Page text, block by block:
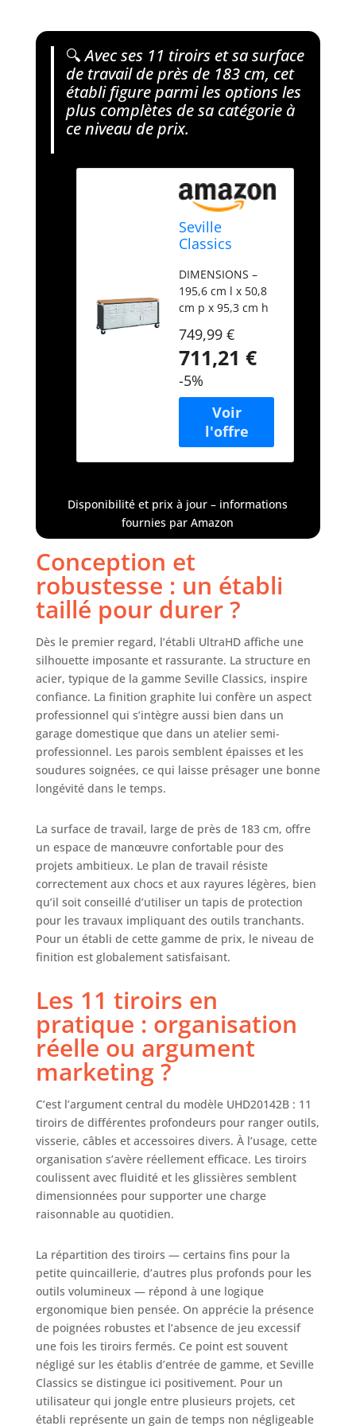
🔍Avec ses 11 tiroirs et sa surface
de travail de près de 183 cm, cet
établi figure parmi les options les
plus complètes de sa catégorie à
ce niveau de prix.
Seville
Classics
l'établi Mobile
de 11 tiroirs,
pour Garage,
Bureau,
Atelier, 182,9 x
50,8 x 95,2 cm,
Graphite
DIMENSIONS –
195,6 cm l x 50,8
cm p x 95,3 cm h
182,9 cm l (sans
poignées). ONZE
TIROIRS DOUBLÉS
petits tiroirs (48,9
cm l x 47 cm p x 7
cm h, intérieur),
un tiroir moyen
intérieur) et un
grand (48,9 cm l x
47 cm p x 27,3 cm
h, intérieur).
PLATEAU EN BOIS
MASSIF – Plateau
en bois de hêtre
finition en
polyuréthane.
CONSTRUCTION
ROBUSTE – Acier
plein avec
revêtement en
poudre pour une
durabilité
professionnelle.
pour une
protection
renforcée. ACIER
PROTÉGÉ –
Revêtement
UltraGuard anti-
traces sur les
portes et les
en acier
inoxydable.
FERMETURE
SÉCURISÉE – Le
meuble se
clés incluses).
ÉTAGÈRE
RÉGLABLE –
Comprend une
étagère en acier
massif, amovible
CONCEPTION
MOBILE – Quatre
roues robustes de
12,7 cm et deux
poignées en acier
inoxydable pour
une mobilité
aisée. CAPACITÉ
DE CHARGE –
Capacité totale :
749,99 €
711,21 €
-5%
Disponibilité et prix à jour – informations
fournies par Amazon
Conception et
robustesse : un établi
taillé pour durer ?
Dès le premier regard, l’établi UltraHD affiche une
silhouette imposante et rassurante. La structure en
acier, typique de la gamme Seville Classics, inspire
confiance. La finition graphite lui confère un aspect
professionnel qui s’intègre aussi bien dans un
garage domestique que dans un atelier semi-
professionnel. Les parois semblent épaisses et les
soudures soignées, ce qui laisse présager une bonne
longévité dans le temps.
La surface de travail, large de près de 183 cm, offre
un espace de manœuvre confortable pour des
projets ambitieux. Le plan de travail résiste
correctement aux chocs et aux rayures légères, bien
qu’il soit conseillé d’utiliser un tapis de protection
pour les travaux impliquant des outils tranchants.
Pour un établi de cette gamme de prix, le niveau de
finition est globalement satisfaisant.
Les 11 tiroirs en
pratique : organisation
réelle ou argument
marketing ?
C’est l’argument central du modèle UHD20142B : 11
tiroirs de différentes profondeurs pour ranger outils,
visserie, câbles et accessoires divers. À l’usage, cette
organisation s’avère réellement efficace. Les tiroirs
coulissent avec fluidité et les glissières semblent
dimensionnées pour supporter une charge
raisonnable au quotidien.
La répartition des tiroirs — certains fins pour la
petite quincaillerie, d’autres plus profonds pour les
outils volumineux — répond à une logique
ergonomique bien pensée. On apprécie la présence
de poignées robustes et l’absence de jeu excessif
une fois les tiroirs fermés. Ce point est souvent
négligé sur les établis d’entrée de gamme, et Seville
Classics se distingue ici positivement. Pour un
utilisateur qui jongle entre plusieurs projets, cet
établi représente un gain de temps non négligeable